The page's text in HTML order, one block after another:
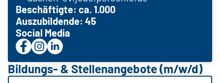
Beschäftigte: ca. 1.000
Auszubildende: 45
Social Media
Bildungs- & Stellenangebote (m/w/d)